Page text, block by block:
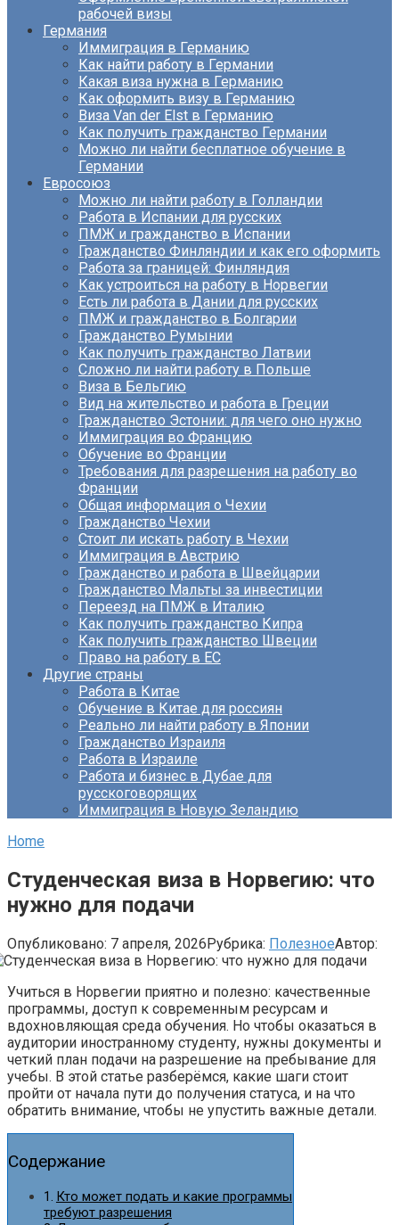
рабочей визы
Германия
Иммиграция в Германию
Как найти работу в Германии
Какая виза нужна в Германию
Как оформить визу в Германию
Виза Van der Elst в Германию
Как получить гражданство Германии
Можно ли найти бесплатное обучение в
Германии
Евросоюз
Можно ли найти работу в Голландии
Работа в Испании для русских
ПМЖ и гражданство в Испании
Гражданство Финляндии и как его оформить
Работа за границей: Финляндия
Как устроиться на работу в Норвегии
Есть ли работа в Дании для русских
ПМЖ и гражданство в Болгарии
Гражданство Румынии
Как получить гражданство Латвии
Сложно ли найти работу в Польше
Виза в Бельгию
Вид на жительство и работа в Греции
Гражданство Эстонии: для чего оно нужно
Иммиграция во Францию
Обучение во Франции
Требования для разрешения на работу во
Франции
Общая информация о Чехии
Гражданство Чехии
Стоит ли искать работу в Чехии
Иммиграция в Австрию
Гражданство и работа в Швейцарии
Гражданство Мальты за инвестиции
Переезд на ПМЖ в Италию
Как получить гражданство Кипра
Как получить гражданство Швеции
Право на работу в ЕС
Другие страны
Работа в Китае
Обучение в Китае для россиян
Реально ли найти работу в Японии
Гражданство Израиля
Работа в Израиле
Работа и бизнес в Дубае для
русскоговорящих
Иммиграция в Новую Зеландию
Home
Студенческая виза в Норвегию: что
нужно для подачи
Опубликовано: 7 апреля, 2026Рубрика: ПолезноеАвтор:
Учиться в Норвегии приятно и полезно: качественные
программы, доступ к современным ресурсам и
вдохновляющая среда обучения. Но чтобы оказаться в
аудитории иностранному студенту, нужны документы и
четкий план подачи на разрешение на пребывание для
учебы. В этой статье разберёмся, какие шаги стоит
пройти от начала пути до получения статуса, и на что
обратить внимание, чтобы не упустить важные детали.
Содержание
Кто может подать и какие программы
требуют разрешения